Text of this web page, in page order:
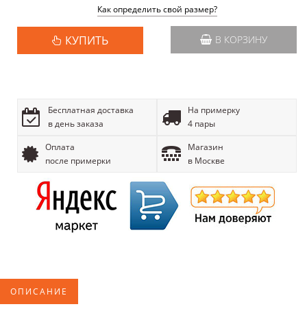
Как определить свой размер?
КУПИТЬ В КОРЗИНУ
Бесплатная доставка
в день заказа
На примерку
4 пары
Оплата
после примерки
Магазин
в Москве
ОПИСАНИЕ